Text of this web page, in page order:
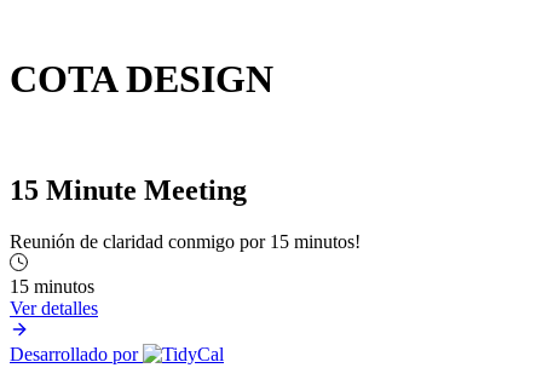
COTA DESIGN
15 Minute Meeting
Reunión de claridad conmigo por 15 minutos!
15 minutos
Ver detalles
Desarrollado por